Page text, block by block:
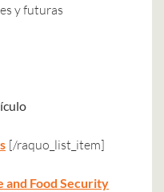
y futuras
[/raquo_list_item]
and Food Security